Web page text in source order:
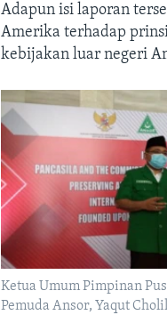
Adapun isi laporan
Amerika terhadap
kebijakan luar negeri
Ketua Umum Pimpinan
Pemuda Ansor, Yaqut